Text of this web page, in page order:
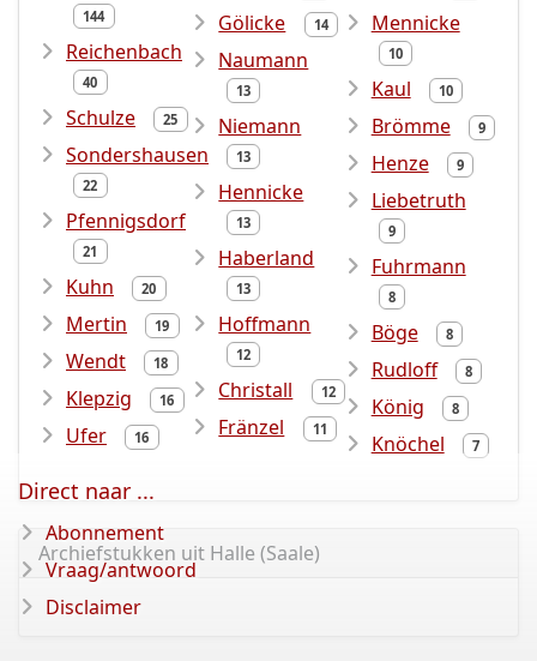
144
Reichenbach
40
Schulze 25
Sondershausen
22
Pfennigsdorf
21
Kuhn 20
Mertin 19
Wendt 18
Klepzig 16
Ufer 16
Gölicke 14
Naumann
13
Niemann
13
Hennicke
13
Haberland
13
Hoffmann
12
Christall 12
Fränzel 11
Mennicke
10
Kaul 10
Brömme 9
Henze 9
Liebetruth
9
Fuhrmann
8
Böge 8
Rudloff 8
König 8
Knöchel 7
Archiefstukken uit Halle (Saale)
Direct naar ...
Abonnement
Vraag/antwoord
Disclaimer